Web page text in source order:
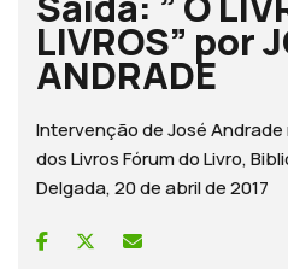
LIVROS” por
ANDRADE
Intervenção de José
dos Livros Fórum do Livro,
Delgada, 20 de abril de 2017